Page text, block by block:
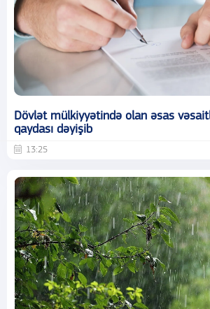
Dövlət mülkiyyətində olan əsas
qaydası dəyişib
13:25